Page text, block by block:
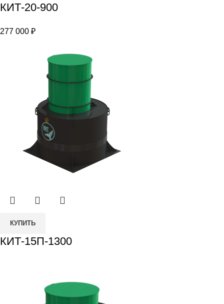
КИТ-20-900
277 000 ₽
КУПИТЬ
КИТ-15П-1300